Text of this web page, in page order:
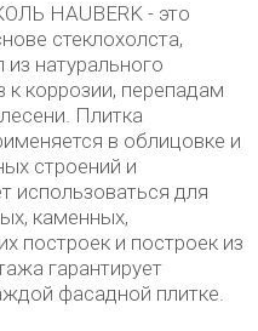
HAUBERK - это
стеклохолста,
натурального
к коррозии, перепадам
Плитка
в облицовке и
строений и
использоваться для
каменных,
построек и построек из
гарантирует
фасадной плитке.